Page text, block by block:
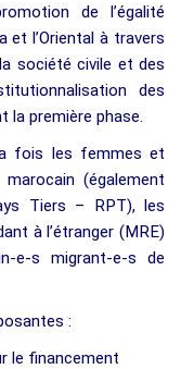
de l’égalité
l’Oriental à travers
société civile et des
des
la première phase.
fois les femmes et
(également
Tiers – RPT), les
à l’étranger (MRE)
e-s migrant-e-s de
:
le financement